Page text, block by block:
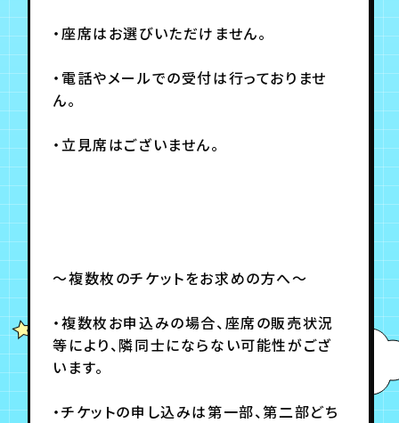
・座席はお選びいただけません。
・電話やメールでの受付は行っておりませ
ん。
・立見席はございません。
～複数枚のチケットをお求めの方へ～
・複数枚お申込みの場合、座席の販売状況
等により、隣同士にならない可能性がござ
います。
・チケットの申し込みは第一部、第二部どち